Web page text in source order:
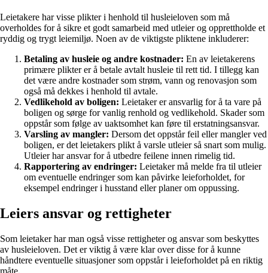
Leietakere har visse plikter i henhold til husleieloven som må
overholdes for å sikre et godt samarbeid med utleier og opprettholde et
ryddig og trygt leiemiljø. Noen av de viktigste pliktene inkluderer:
Betaling av husleie og andre kostnader: En av leietakerens
primære plikter er å betale avtalt husleie til rett tid. I tillegg kan
det være andre kostnader som strøm, vann og renovasjon som
også må dekkes i henhold til avtale.
Vedlikehold av boligen: Leietaker er ansvarlig for å ta vare på
boligen og sørge for vanlig renhold og vedlikehold. Skader som
oppstår som følge av uaktsomhet kan føre til erstatningsansvar.
Varsling av mangler: Dersom det oppstår feil eller mangler ved
boligen, er det leietakers plikt å varsle utleier så snart som mulig.
Utleier har ansvar for å utbedre feilene innen rimelig tid.
Rapportering av endringer: Leietaker må melde fra til utleier
om eventuelle endringer som kan påvirke leieforholdet, for
eksempel endringer i husstand eller planer om oppussing.
Leiers ansvar og rettigheter
Som leietaker har man også visse rettigheter og ansvar som beskyttes
av husleieloven. Det er viktig å være klar over disse for å kunne
håndtere eventuelle situasjoner som oppstår i leieforholdet på en riktig
måte.